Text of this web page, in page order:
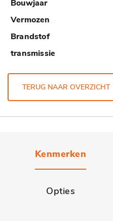
TERUG NAAR OVERZICHT
Kenmerken
Opties